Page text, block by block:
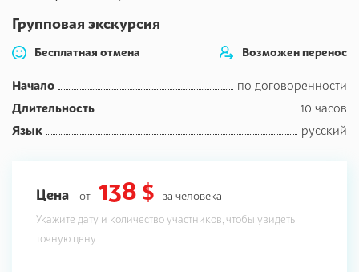
Групповая экскурсия
Бесплатная отмена Возможен перенос
Начало
по договоренности
Длительность
10 часов
Язык
русский
Цена от 138 $ за человека
Укажите дату и количество участников, чтобы увидеть
точную цену